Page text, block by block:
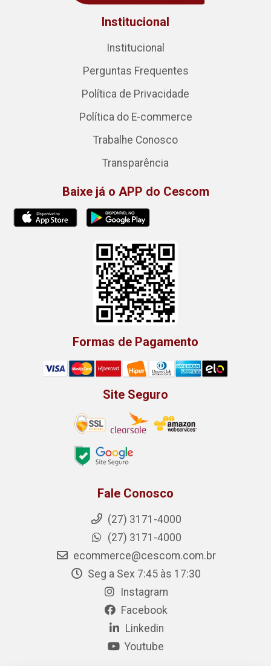
Institucional
Institucional
Perguntas Frequentes
Política de Privacidade
Política do E-commerce
Trabalhe Conosco
Transparência
Baixe já o APP do Cescom
Formas de Pagamento
Site Seguro
Fale Conosco
(27) 3171-4000
(27) 3171-4000
ecommerce@cescom.com.br
Seg a Sex 7:45 às 17:30
Instagram
Facebook
Linkedin
Youtube